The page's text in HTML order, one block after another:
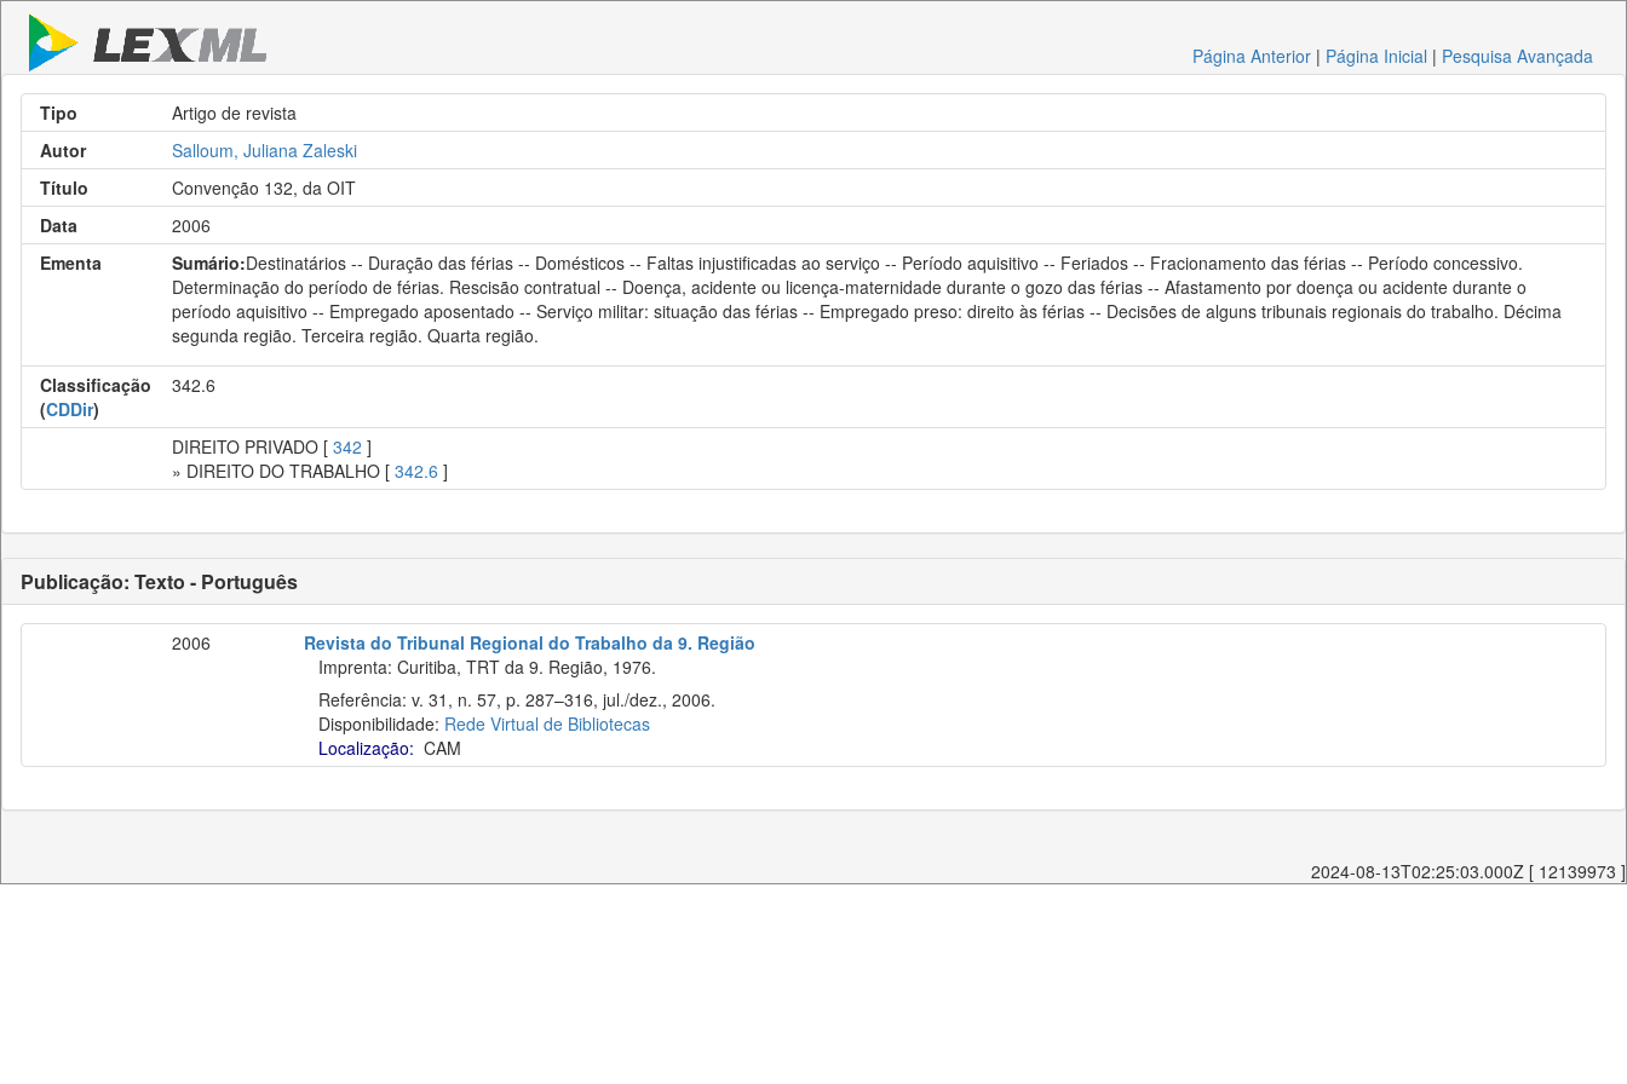
Página Anterior | Página Inicial | Pesquisa Avançada
Tipo
Artigo de revista
Autor
Salloum, Juliana Zaleski
Título
Convenção 132, da OIT
Data
2006
Ementa
Sumário:Destinatários -- Duração das férias -- Domésticos -- Faltas injustificadas ao serviço -- Período aquisitivo -- Feriados -- Fracionamento das férias -- Período concessivo.
Determinação do período de férias. Rescisão contratual -- Doença, acidente ou licença-maternidade durante o gozo das férias -- Afastamento por doença ou acidente durante o
período aquisitivo -- Empregado aposentado -- Serviço militar: situação das férias -- Empregado preso: direito às férias -- Decisões de alguns tribunais regionais do trabalho. Décima
segunda região. Terceira região. Quarta região.
Classificação
(CDDir)
342.6
DIREITO PRIVADO [ 342 ]
» DIREITO DO TRABALHO [ 342.6 ]
Publicação: Texto - Português
2006
Revista do Tribunal Regional do Trabalho da 9. Região
Imprenta: Curitiba, TRT da 9. Região, 1976.
Referência: v. 31, n. 57, p. 287–316, jul./dez., 2006.
Disponibilidade: Rede Virtual de Bibliotecas
Localização: CAM
2024-08-13T02:25:03.000Z [ 12139973 ]